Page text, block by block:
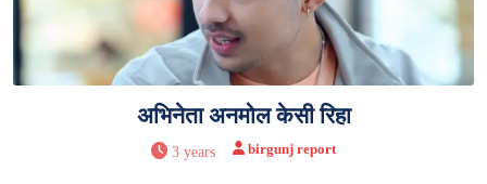
अभिनेता अनमोल केसी रिहा
3 years birgunj report